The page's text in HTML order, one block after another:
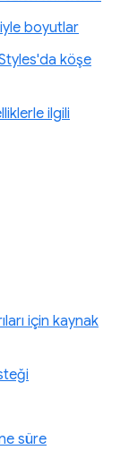
boyutlar
köşe
ilgili
için kaynak
süre